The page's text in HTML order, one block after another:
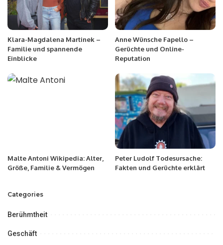
Klara-Magdalena Martinek –
Familie und spannende
Einblicke
Anne Wünsche Fapello –
Gerüchte und Online-
Reputation
Malte Antoni Wikipedia: Alter,
Größe, Familie & Vermögen
Peter Ludolf Todesursache:
Fakten und Gerüchte erklärt
Categories
Berühmtheit
Geschäft